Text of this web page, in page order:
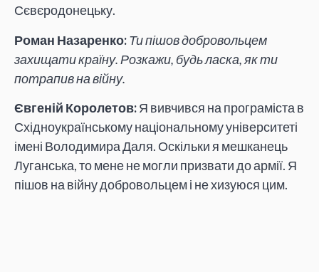
Сєвєродонецьку.
Роман Назаренко:Ти пішов добровольцем
захищати країну. Розкажи, будь ласка, як ти
потрапив на війну.
Євгеній Королетов:Я вивчився на програміста в
Східноукраїнському національному університеті
імені Володимира Даля. Оскільки я мешканець
Луганська, то мене не могли призвати до армії. Я
пішов на війну добровольцем і не хизуюся цим.